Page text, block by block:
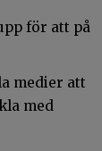
för att på
medier att
med